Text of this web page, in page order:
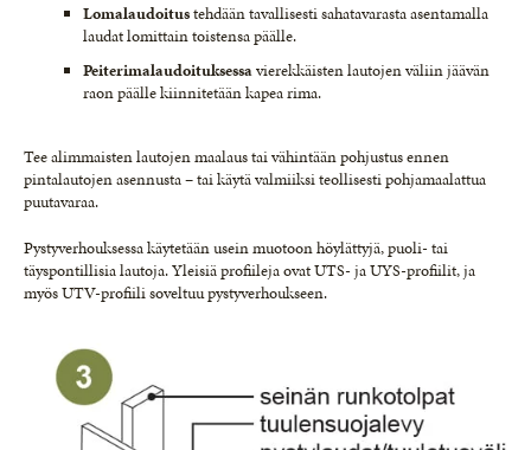
Lomalaudoitustehdään tavallisesti sahatavarasta asentamalla
laudat lomittain toistensa päälle.
Peiterimalaudoituksessavierekkäisten lautojen väliin jäävän
raon päälle kiinnitetään kapea rima.
Tee alimmaisten lautojen maalaus tai vähintään pohjustus ennen
pintalautojen asennusta – tai käytä valmiiksi teollisesti pohjamaalattua
puutavaraa.
Pystyverhouksessa käytetään usein muotoon höylättyjä, puoli- tai
täyspontillisia lautoja. Yleisiä profiileja ovat UTS- ja UYS-profiilit, ja
myös UTV-profiili soveltuu pystyverhoukseen.